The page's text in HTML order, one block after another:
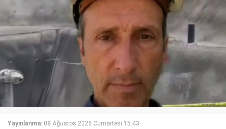
Yayınlanma: 08 Ağustos 2026 Cumartesi 15:43